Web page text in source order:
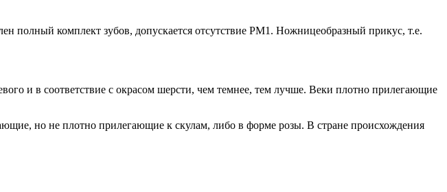
полный комплект зубов, допускается отсутствие РМ1. Ножницеобразный прикус, т.е.
и в соответствие с окрасом шерсти, чем темнее, тем лучше. Веки плотно прилегающие
но не плотно прилегающие к скулам, либо в форме розы. В стране происхождения